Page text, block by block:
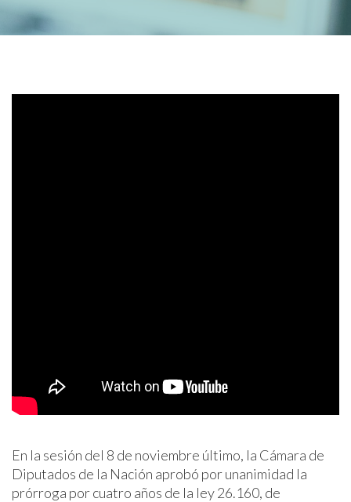
En la sesión del 8 de noviembre último, la Cámara de
Diputados de la Nación aprobó por unanimidad la
prórroga por cuatro años de la ley 26.160, de